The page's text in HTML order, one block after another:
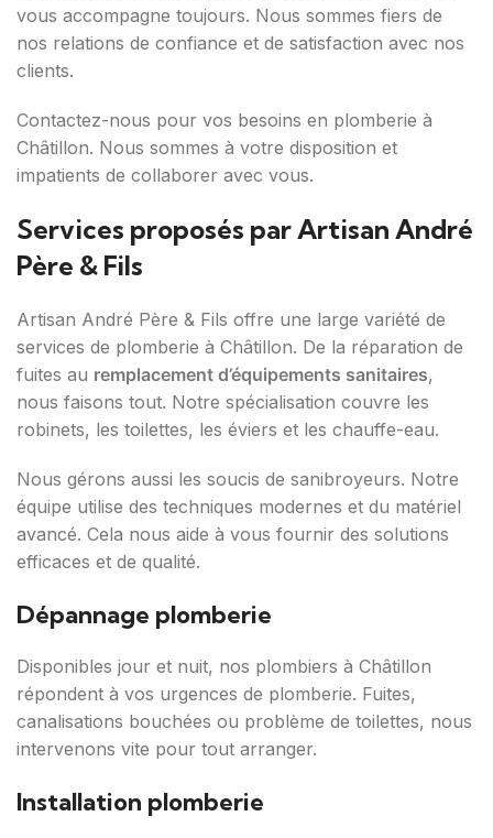
vous accompagne toujours. Nous sommes fiers de
nos relations de confiance et de satisfaction avec nos
clients.
Contactez-nous pour vos besoins en plomberie à
Châtillon. Nous sommes à votre disposition et
impatients de collaborer avec vous.
Services proposés par Artisan André
Père & Fils
Artisan André Père & Fils offre une large variété de
services de plomberie à Châtillon. De la réparation de
fuites au remplacement d’équipements sanitaires,
nous faisons tout. Notre spécialisation couvre les
robinets, les toilettes, les éviers et les chauffe-eau.
Nous gérons aussi les soucis de sanibroyeurs. Notre
équipe utilise des techniques modernes et du matériel
avancé. Cela nous aide à vous fournir des solutions
efficaces et de qualité.
Dépannage plomberie
Disponibles jour et nuit, nos plombiers à Châtillon
répondent à vos urgences de plomberie. Fuites,
canalisations bouchées ou problème de toilettes, nous
intervenons vite pour tout arranger.
Installation plomberie